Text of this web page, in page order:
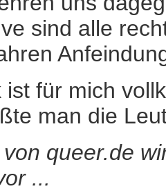
sind alle
ist für mich
man die
queer.de
...